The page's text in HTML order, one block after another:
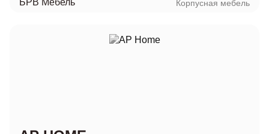
Корпусная мебель